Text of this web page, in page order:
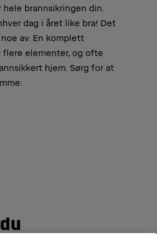
brannsikringen din.
dag i året like bra! Det
av. En komplett
flere elementer, og ofte
hjem. Sørg for at